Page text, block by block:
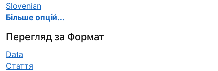
Slovenian
Більше опцій...
Перегляд за Формат
Data
Стаття